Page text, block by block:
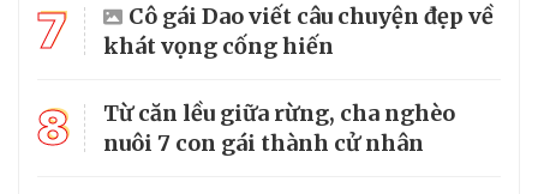
7
Cô gái Dao viết câu chuyện đẹp về
khát vọng cống hiến
8
Từ căn lều giữa rừng, cha nghèo
nuôi 7 con gái thành cử nhân